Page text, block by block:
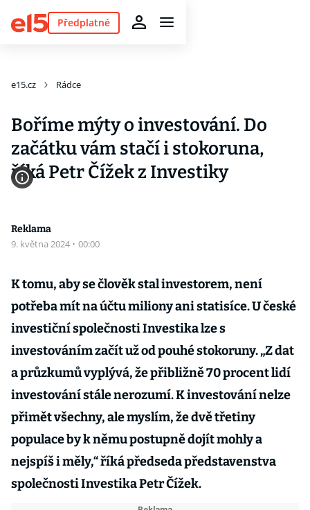
Předplatné
e15.cz Rádce
Boříme mýty o investování. Do
začátku vám stačí i stokoruna,
říká Petr Čížek z Investiky
Reklama
9. května 2024 · 00:00
K tomu, aby se člověk stal investorem, není
potřeba mít na účtu miliony ani statisíce. U české
investiční společnosti Investika lze s
investováním začít už od pouhé stokoruny. „Z dat
a průzkumů vyplývá, že přibližně 70 procent lidí
investování stále nerozumí. K investování nelze
přimět všechny, ale myslím, že dvě třetiny
populace by k němu postupně dojít mohly a
nejspíš i měly,“ říká předseda představenstva
společnosti Investika Petr Čížek.